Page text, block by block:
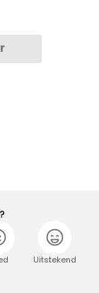
Uitstekend